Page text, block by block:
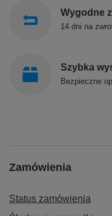
Wygodne
14 dni na
Szybka
Bezpieczne
Zamówienia
Status zamówienia